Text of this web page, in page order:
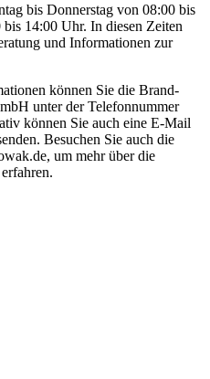
bis Donnerstag von 08:00 bis
14:00 Uhr. In diesen Zeiten
und Informationen zur
können Sie die Brand-
unter der Telefonnummer
können Sie auch eine E-Mail
Besuchen Sie auch die
um mehr über die